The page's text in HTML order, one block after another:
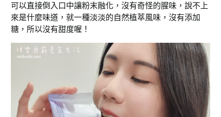
可以直接倒入口中讓粉末融化，沒有奇怪的腥味，說不上
來是什麼味道，就一種淡淡的自然植萃風味，沒有添加
糖，所以沒有甜度喔！